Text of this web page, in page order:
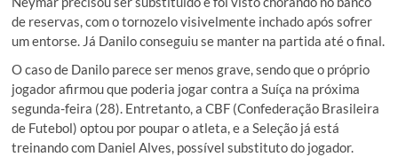
de reservas, com o tornozelo visivelmente inchado após sofrer
um entorse. Já Danilo conseguiu se manter na partida até o final.
O caso de Danilo parece ser menos grave, sendo que o próprio
jogador afirmou que poderia jogar contra a Suíça na próxima
segunda-feira (28). Entretanto, a CBF (Confederação Brasileira
de Futebol) optou por poupar o atleta, e a Seleção já está
treinando com Daniel Alves, possível substituto do jogador.